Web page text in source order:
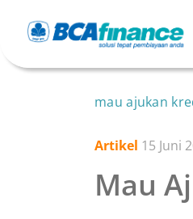
mau ajukan
Artikel 15 Juni
Mau